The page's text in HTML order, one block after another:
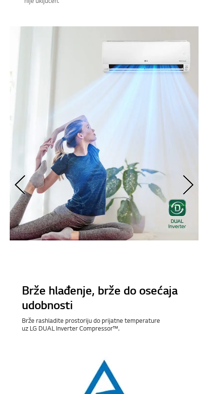
udobnosti
Brže rashladite prostoriju do prijatne temperature uz LG DUAL